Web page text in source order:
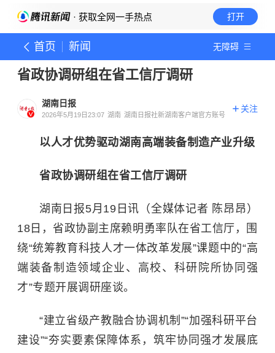
· 获取全网一手热点 打开
首页 新闻 无障碍
省政协调研组在省工信厅调研
湖南日报
2026年5月19日23:07 湖南 湖南日报社新湖南客户端官方账号
关注
以人才优势驱动湖南高端装备制造产业升级
省政协调研组在省工信厅调研
湖南日报5月19日讯（全媒体记者 陈昂昂）
18日，省政协副主席赖明勇率队在省工信厅，围
绕“统筹教育科技人才一体改革发展”课题中的“高
端装备制造领域企业、高校、科研院所协同强
才”专题开展调研座谈。
“建立省级产教融合协调机制”“加强科研平台
建设”“夯实要素保障体系，筑牢协同强才发展底